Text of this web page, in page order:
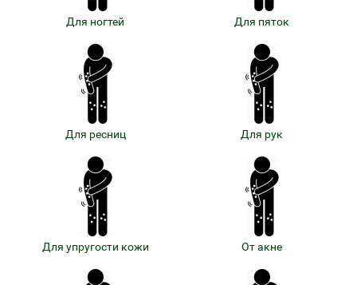
Для ногтей Для пяток
Для ресниц Для рук
Для упругости кожи От акне